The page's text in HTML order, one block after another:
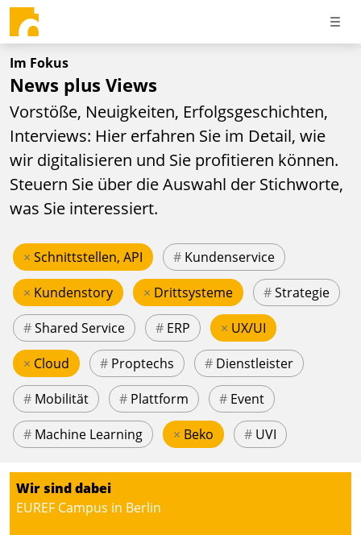
Im Fokus
News plus Views
Vorstöße, Neuigkeiten, Erfolgsgeschichten,
Interviews: Hier erfahren Sie im Detail, wie
wir digitalisieren und Sie profitieren können.
Steuern Sie über die Auswahl der Stichworte,
was Sie interessiert.
× Schnittstellen, API # Kundenservice
× Kundenstory × Drittsysteme #Strategie
#Shared Service # ERP × UX/UI
× Cloud # Proptechs # Dienstleister
# Mobilität # Plattform # Event
# Machine Learning × Beko # UVI
Wir sind dabei
EUREF Campus in Berlin